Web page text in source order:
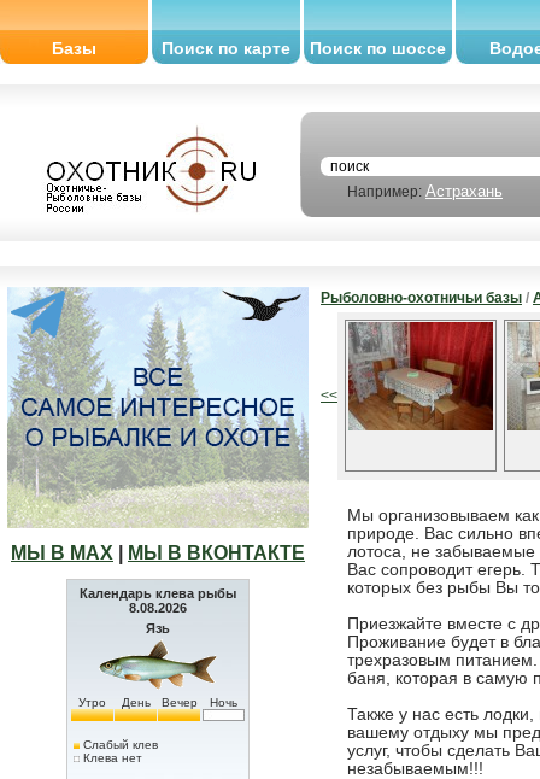
Базы Поиск по карте Поиск по шоссе
Например: Астрахань
МЫ В МАХ МЫ В ВКОНТАКТЕ
Календарь клева рыбы
8.08.2026
Язь
Утро День Вечер Ночь
Слабый клев
Клева нет
Рыболовно-охотничьи базы /
<<
Мы организовываем
природе. Вас сильно
лотоса, не забываемые
Вас сопроводит егерь.
которых без рыбы Вы
Приезжайте вместе с
Проживание будет в
трехразовым
баня, которая в самую
Также у нас есть
вашему отдыху мы
услуг, чтобы сделать
незабываемым!!!